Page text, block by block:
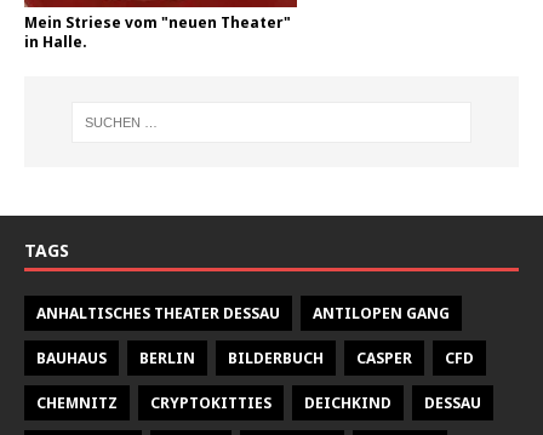
Mein Striese vom "neuen Theater"
in Halle.
TAGS
ANHALTISCHES THEATER DESSAU ANTILOPEN GANG
BAUHAUS BERLIN BILDERBUCH CASPER CFD
CHEMNITZ CRYPTOKITTIES DEICHKIND DESSAU